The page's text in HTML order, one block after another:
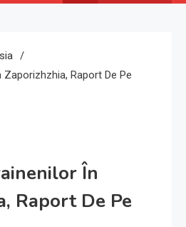
Raport De Pe
În
Raport De Pe